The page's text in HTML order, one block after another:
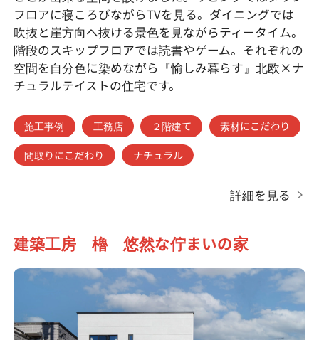
フロアに寝ころびながらTVを見る。ダイニングでは
吹抜と崖方向へ抜ける景色を見ながらティータイム。
階段のスキップフロアでは読書やゲーム。それぞれの
空間を自分色に染めながら『愉しみ暮らす』北欧×ナ
チュラルテイストの住宅です。
施工事例 工務店 ２階建て
素材にこだわり
間取りにこだわり
ナチュラル
詳細を見る
建築工房 櫓 悠然な佇まいの家